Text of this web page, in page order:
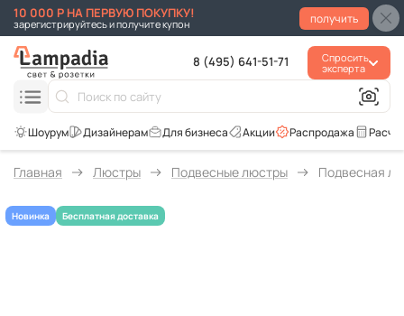
10 000 Р НА ПЕРВУЮ ПОКУПКУ!
зарегистрируйтесь и получите купон получить
8 (495) 641-51-71
Спросить
эксперта
Распродажа
Акции
Для бизнеса
Главная Люстры Подвесные люстры Подвесная